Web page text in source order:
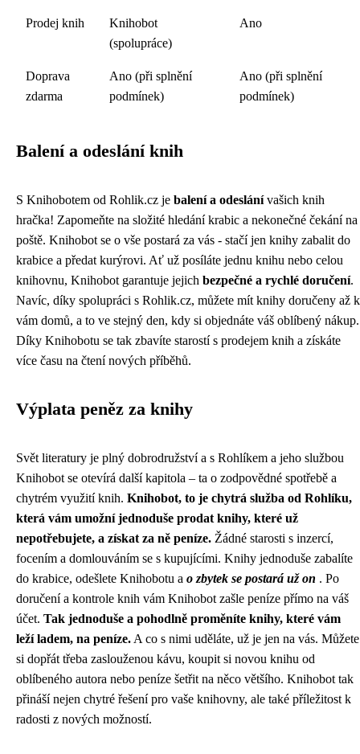
Prodej knih
Knihobot
(spolupráce)
Ano
Doprava
zdarma
Ano (při splnění
podmínek)
Ano (při splnění
podmínek)
Balení a odeslání knih
S Knihobotem od Rohlik.cz je balení a odeslánívašich knih
hračka! Zapomeňte na složité hledání krabic a nekonečné čekání na
poště. Knihobot se o vše postará za vás - stačí jen knihy zabalit do
krabice a předat kurýrovi. Ať už posíláte jednu knihu nebo celou
knihovnu, Knihobot garantuje jejich bezpečné a rychlé doručení.
Navíc, díky spolupráci s Rohlik.cz, můžete mít knihy doručeny až k
vám domů, a to ve stejný den, kdy si objednáte váš oblíbený nákup.
Díky Knihobotu se tak zbavíte starostí s prodejem knih a získáte
více času na čtení nových příběhů.
Výplata peněz za knihy
Svět literatury je plný dobrodružství a s Rohlíkem a jeho službou
Knihobot se otevírá další kapitola – ta o zodpovědné spotřebě a
chytrém využití knih. Knihobot, to je chytrá služba od Rohlíku,
která vám umožní jednoduše prodat knihy, které už
nepotřebujete, a získat za ně peníze. Žádné starosti s inzercí,
focením a domlouváním se s kupujícími. Knihy jednoduše zabalíte
do krabice, odešlete Knihobotu a o zbytek se postará už on . Po
doručení a kontrole knih vám Knihobot zašle peníze přímo na váš
účet. Tak jednoduše a pohodlně proměníte knihy, které vám
leží ladem, na peníze. A co s nimi uděláte, už je jen na vás. Můžete
si dopřát třeba zaslouženou kávu, koupit si novou knihu od
oblíbeného autora nebo peníze šetřit na něco většího. Knihobot tak
přináší nejen chytré řešení pro vaše knihovny, ale také příležitost k
radosti z nových možností.